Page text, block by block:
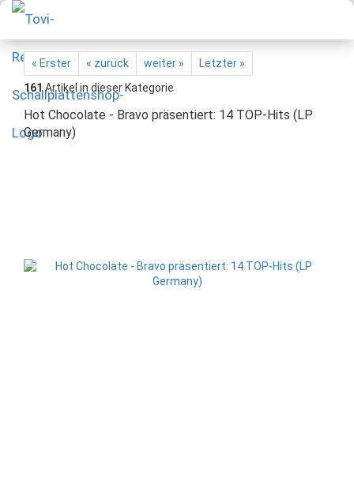
« Erster « zurück weiter »
Letzter »
161Artikel in dieser Kategorie
Hot Chocolate - Bravo präsentiert: 14 TOP-Hits (LP
Germany)